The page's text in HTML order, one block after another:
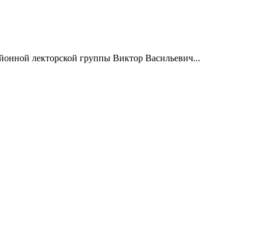
лекторской группы Виктор Васильевич...